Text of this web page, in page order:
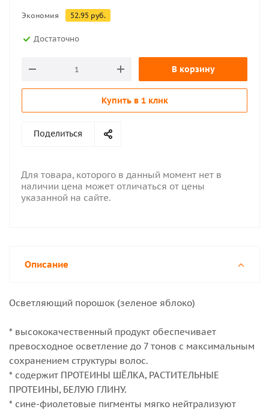
Экономия 52.95 руб.
Достаточно
В корзину
Купить в 1 клик
Поделиться
Для товара, которого в данный момент нет в
наличии цена может отличаться от цены
указанной на сайте.
Описание
Осветляющий порошок (зеленое яблоко)
* высококачественный продукт обеспечивает
превосходное осветление до 7 тонов с максимальным
сохранением структуры волос.
* содержит ПРОТЕИНЫ ШЁЛКА, РАСТИТЕЛЬНЫЕ
ПРОТЕИНЫ, БЕЛУЮ ГЛИНУ.
* сине-фиолетовые пигменты мягко нейтрализуют